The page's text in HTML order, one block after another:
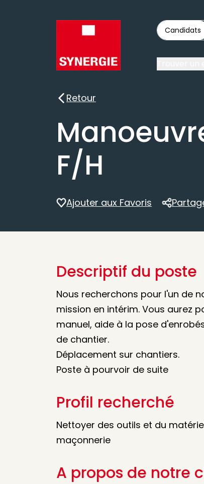
Candidats
Retour
Retour
F/H
Ajouter aux Favoris
Descriptif du poste
Nous recherchons pour l'un de
mission en intérim. Vous aurez
manuel, aide à la pose
de chantier.
Déplacement sur chantiers.
Poste à pourvoir de suite
Profil recherché
Nettoyer des outils et du
maçonnerie
A propos de notre